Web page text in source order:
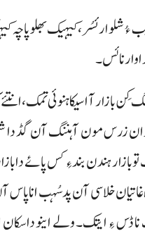
ئسُر، کیہیک بھلو پاچہ
نا ئس۔
بازار آ اسیکا ہنوئی تمک،
زرس مون آ ہننگ آن گڈ دا
ہندن بند ءِ کس پائے دا
غاتیان خلاسی آن پد سُہب انا
ڈس ءِ ایتک۔ ولے اینو